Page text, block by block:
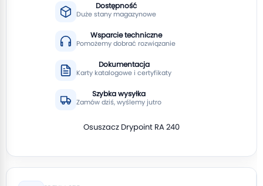
Dostępność
Duże stany magazynowe
Wsparcie techniczne
Pomożemy dobrać rozwiązanie
Dokumentacja
Karty katalogowe i certyfikaty
Szybka wysyłka
Zamów dziś, wyślemy jutro
Osuszacz Drypoint RA 240